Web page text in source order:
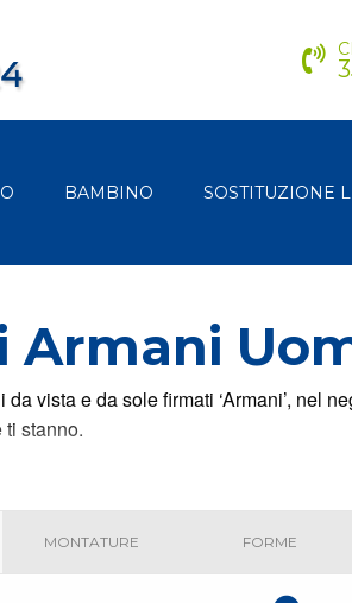
BAMBINO SOSTITUZIONE
Armani
vista e da sole firmati ‘Armani’, nel
stanno.
MONTATURE FORME